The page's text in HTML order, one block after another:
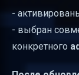
-
- выбран
конкретного